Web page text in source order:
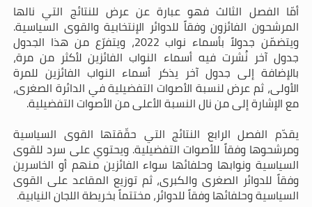
أمّا الفصل الثالث فهو عبارة عن عرض للنتائج التي نالها
المرشحون الفائزون وفقاً للدوائر الإنتخابية والقوى السياسية.
ويتضمّن جدولاً بأسماء نواب 2022، ويتفرّع من هذا الجدول
جدول آخر نُشرت فيه أسماء النواب الفائزين لأكثر من مرة،
بالإضافة إلى جدول آخر يذكر أسماء النواب الفائزين للمرة
الأولى، ثم عرض لنسبة الأصوات التفضيلية في الدائرة الصغرى،
مع الإشارة إلى من نال النسبة الأعلى من الأصوات التفضيلية.
يقدّم الفصل الرابع النتائج التي حقّقتها القوى السياسية
ومرشحوها وفقاً للأصوات التفضيلية. ويحتوي على سرد للقوى
السياسية ونوابها وحلفائها سواء الفائزين منهم أو الخاسرين
وفقاً للدوائر الصغرى والكبرى، ثم توزيع المقاعد على القوى
السياسية وحلفائها وفقاً للدوائر، مختتماً بخريطة اللجان النيابية.